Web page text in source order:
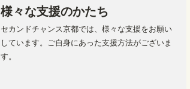
様々な支援のかたち
セカンドチャンス京都では、様々な支援をお願い
しています。ご自身にあった支援方法がございま
す。